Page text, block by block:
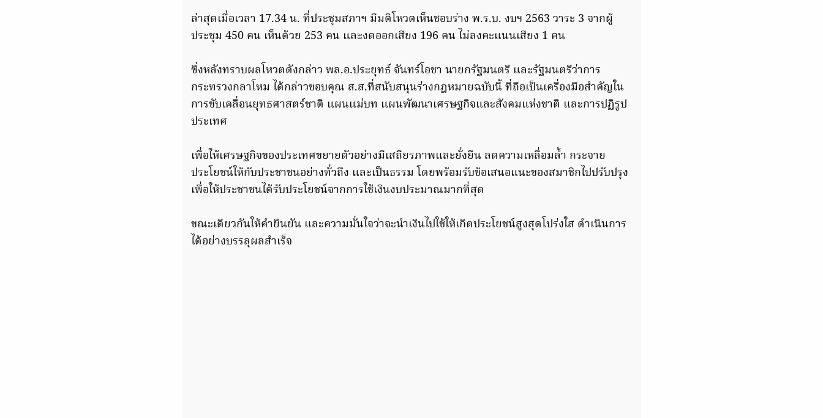
ล่าสุดเมื่อเวลา 17.34 น. ที่ประชุมสภาฯ มีมติโหวตเห็นชอบร่าง พ.ร.บ. งบฯ 2563 วาระ 3 จากผู้
ประชุม 450 คน เห็นด้วย 253 คน และงดออกเสียง 196 คน ไม่ลงคะแนนเสียง 1 คน
ซึ่งหลังทราบผลโหวตดังกล่าว พล.อ.ประยุทธ์ จันทร์โอชา นายกรัฐมนตรี และรัฐมนตรีว่าการ
กระทรวงกลาโหม ได้กล่าวขอบคุณ ส.ส.ที่สนับสนุนร่างกฎหมายฉบับนี้ ที่ถือเป็นเครื่องมือสำคัญใน
การขับเคลื่อนยุทธศาสตร์ชาติ แผนแม่บท แผนพัฒนาเศรษฐกิจและสังคมแห่งชาติ และการปฏิรูป
ประเทศ
เพื่อให้เศรษฐกิจของประเทศขยายตัวอย่างมีเสถียรภาพและยั่งยืน ลดความเหลื่อมล้ำ กระจาย
ประโยชน์ให้กับประชาชนอย่างทั่วถึง และเป็นธรรม โดยพร้อมรับข้อเสนอแนะของสมาชิกไปปรับปรุง
เพื่อให้ประชาชนได้รับประโยชน์จากการใช้เงินงบประมาณมากที่สุด
ขณะเดียวกันให้คำยืนยัน และความมั่นใจว่าจะนำเงินไปใช้ให้เกิดประโยชน์สูงสุดโปร่งใส ดำเนินการ
ได้อย่างบรรลุผลสำเร็จ